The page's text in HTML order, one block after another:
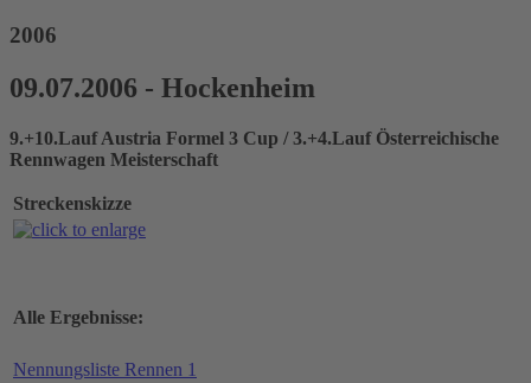
2006
09.07.2006 - Hockenheim
9.+10.Lauf Austria Formel 3 Cup / 3.+4.Lauf Österreichische
Rennwagen Meisterschaft
Streckenskizze
Alle Ergebnisse:
Nennungsliste Rennen 1